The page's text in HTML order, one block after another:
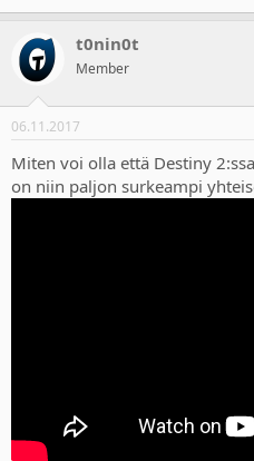
t0nin0t
Member
06.11.2017
Miten voi olla että Destiny
on niin paljon surkeampi